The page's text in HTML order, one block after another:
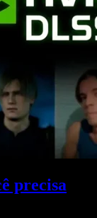
precisa